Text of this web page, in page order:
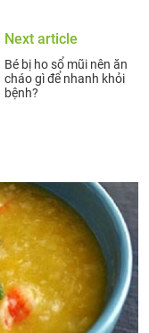
Next article
Bé bị ho sổ mũi nên ăn
cháo gì để nhanh khỏi
bệnh?